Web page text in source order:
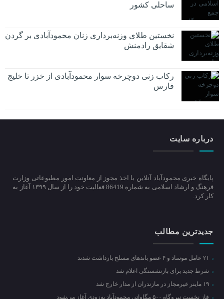
ساحلی کشور
نخستین طلای وزنه‌برداری زنان محمودآبادی بر گردن
شقایق رادمنش
رکاب زنی دوچرخه سوار محمودآبادی از خزر تا خلیج
فارس
درباره سایت
پایگاه خبری محمودآباد آنلاین با اخذ مجوز از معاونت امور مطبوعاتی وزارت
فرهنگ و ارشاد اسلامی به شماره 86419 فعالیت خود را از سال ۱۳۹۹ آغاز به
کار کرد.
جدیدترین مطالب
شرط جدید برای بازنشستگی اعلام شد
۱۹ ماینر غیرمجاز در مازندران از مدار خارج شد
فاز نخست نیروگاه ۵۰۰ مگاواتی محمودآباد به‌زودی آغاز می‌شود